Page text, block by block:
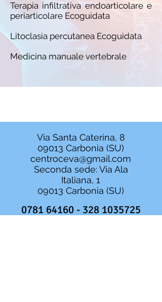
Terapia infiltrativa endoarticolare e
periarticolare Ecoguidata
Litoclasia percutanea Ecoguidata
Medicina manuale vertebrale
Via Santa Caterina, 8
09013 Carbonia (SU)
centroceva@gmail.com
Seconda sede: Via Ala
Italiana, 1
09013 Carbonia (SU)
0781 64160 - 328 1035725